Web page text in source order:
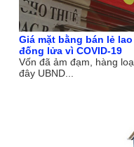
Giá mặt bằng bán lẻ
đống lửa vì COVID-19
Vốn đã ảm đạm, hàng
đây UBND...